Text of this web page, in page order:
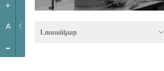
+
A
-
Լուսանկար